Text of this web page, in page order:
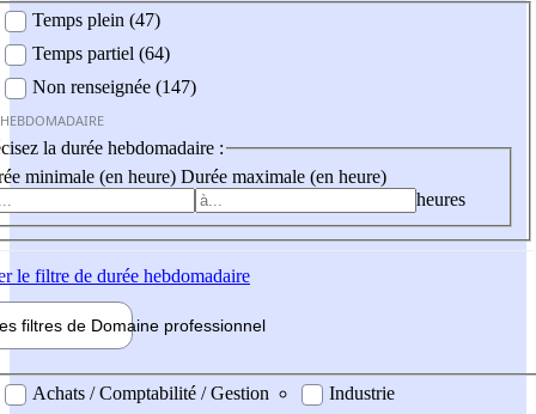
Temps plein (47)
Temps partiel (64)
Non renseignée (147)
la durée hebdomadaire :
minimale (en heure) Durée maximale (en heure)
heures
le filtre de durée hebdomadaire
filtres de Domaine professionnel
professionel
Achats / Comptabilité / Gestion
Industrie